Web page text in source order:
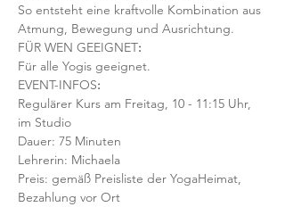
So entsteht eine kraftvolle Kombination aus
Atmung, Bewegung und Ausrichtung.
FÜR WEN GEEIGNET:
Für alle Yogis geeignet.
EVENT-INFOS:
Regulärer Kurs am Freitag, 10 - 11:15 Uhr,
im Studio
Dauer: 75 Minuten
Lehrerin: Michaela
Preis: gemäß Preisliste der YogaHeimat,
Bezahlung vor Ort